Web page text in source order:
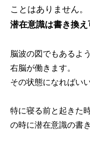
ことはありません。
潜在意識は書き換
脳波の図でもあるよ
右脳が働きます。
その状態になればい
特に寝る前と起きた
の時に潜在意識の書